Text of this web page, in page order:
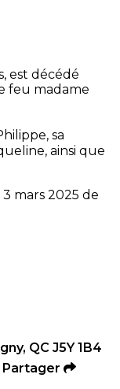
est décédé
feu madame
sa
ainsi que
mars 2025 de
QC J5Y 1B4